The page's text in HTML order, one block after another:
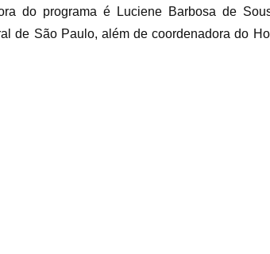
do programa é Luciene Barbosa de
de São Paulo, além de coordenadora do